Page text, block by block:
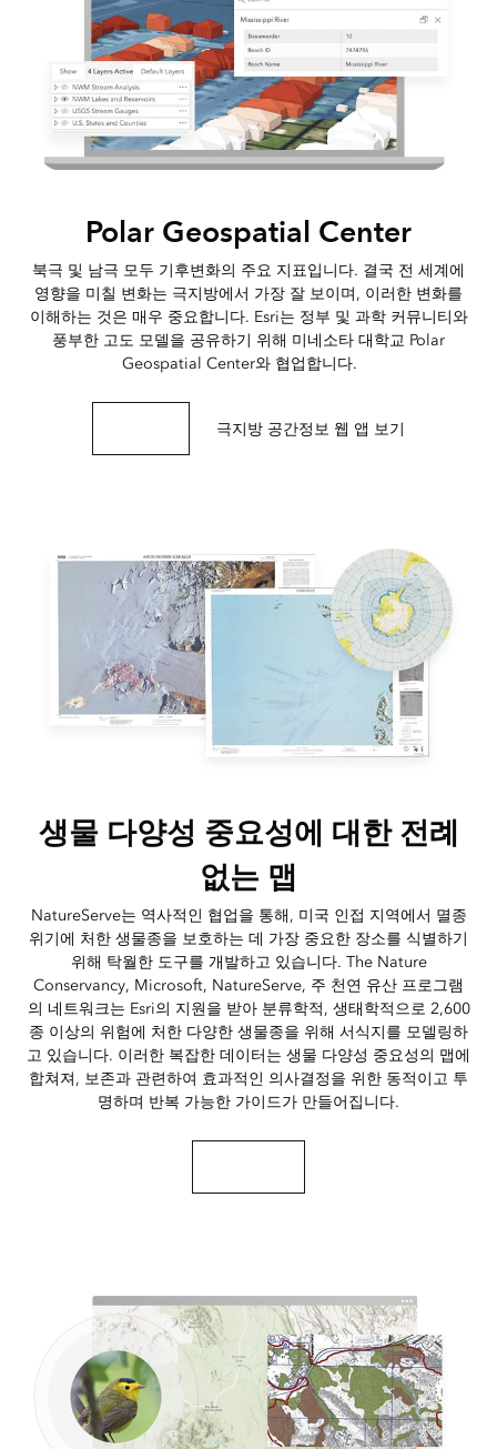
Polar Geospatial Center
북극 및 남극 모두 기후변화의 주요 지표입니다. 결국 전 세계에
영향을 미칠 변화는 극지방에서 가장 잘 보이며, 이러한 변화를
이해하는 것은 매우 중요합니다. Esri는 정부 및 과학 커뮤니티와
풍부한 고도 모델을 공유하기 위해 미네소타 대학교 Polar
Geospatial Center와 협업합니다.
극지방 공간정보 웹 앱 보기
생물 다양성 중요성에 대한 전례
없는 맵
NatureServe는 역사적인 협업을 통해, 미국 인접 지역에서 멸종
위기에 처한 생물종을 보호하는 데 가장 중요한 장소를 식별하기
위해 탁월한 도구를 개발하고 있습니다. The Nature
Conservancy, Microsoft, NatureServe, 주 천연 유산 프로그램
의 네트워크는 Esri의 지원을 받아 분류학적, 생태학적으로 2,600
종 이상의 위험에 처한 다양한 생물종을 위해 서식지를 모델링하
고 있습니다. 이러한 복잡한 데이터는 생물 다양성 중요성의 맵에
합쳐져, 보존과 관련하여 효과적인 의사결정을 위한 동적이고 투
명하며 반복 가능한 가이드가 만들어집니다.